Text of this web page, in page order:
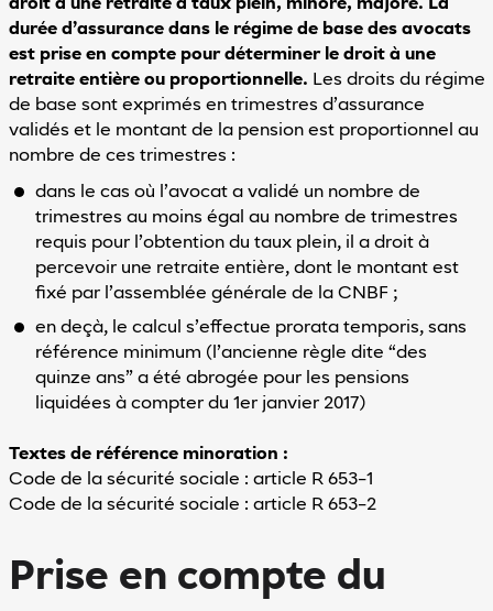
droit à une retraite à taux plein, minoré, majoré. La
durée d’assurance dans le régime de base des avocats
est prise en compte pour déterminer le droit à une
retraite entière ou proportionnelle. Les droits du régime
de base sont exprimés en trimestres d’assurance
validés et le montant de la pension est proportionnel au
nombre de ces trimestres :
dans le cas où l’avocat a validé un nombre de
trimestres au moins égal au nombre de trimestres
requis pour l’obtention du taux plein, il a droit à
percevoir une retraite entière, dont le montant est
fixé par l’assemblée générale de la CNBF ;
en deçà, le calcul s’effectue prorata temporis, sans
référence minimum (l’ancienne règle dite “des
quinze ans” a été abrogée pour les pensions
liquidées à compter du 1er janvier 2017)
Textes de référence minoration :
Code de la sécurité sociale : article R 653-1
Code de la sécurité sociale : article R 653-2
Prise en compte du